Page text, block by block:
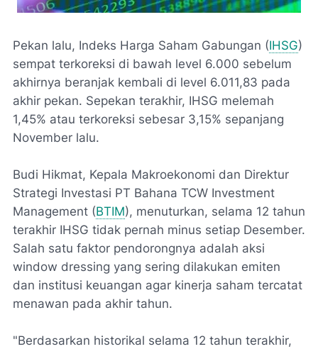
Pekan lalu, Indeks Harga Saham Gabungan (IHSG)
sempat terkoreksi di bawah level 6.000 sebelum
akhirnya beranjak kembali di level 6.011,83 pada
akhir pekan. Sepekan terakhir, IHSG melemah
1,45% atau terkoreksi sebesar 3,15% sepanjang
November lalu.
Budi Hikmat, Kepala Makroekonomi dan Direktur
Strategi Investasi PT Bahana TCW Investment
Management (BTIM), menuturkan, selama 12 tahun
terakhir IHSG tidak pernah minus setiap Desember.
Salah satu faktor pendorongnya adalah aksi
window dressing yang sering dilakukan emiten
dan institusi keuangan agar kinerja saham tercatat
menawan pada akhir tahun.
"Berdasarkan historikal selama 12 tahun terakhir,